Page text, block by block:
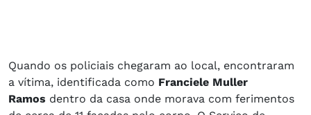
Quando os policiais chegaram ao local, encontraram
a vítima, identificada como Franciele Muller
Ramos dentro da casa onde morava com ferimentos